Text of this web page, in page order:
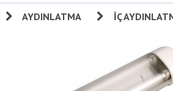
AYDINLATMA İÇ